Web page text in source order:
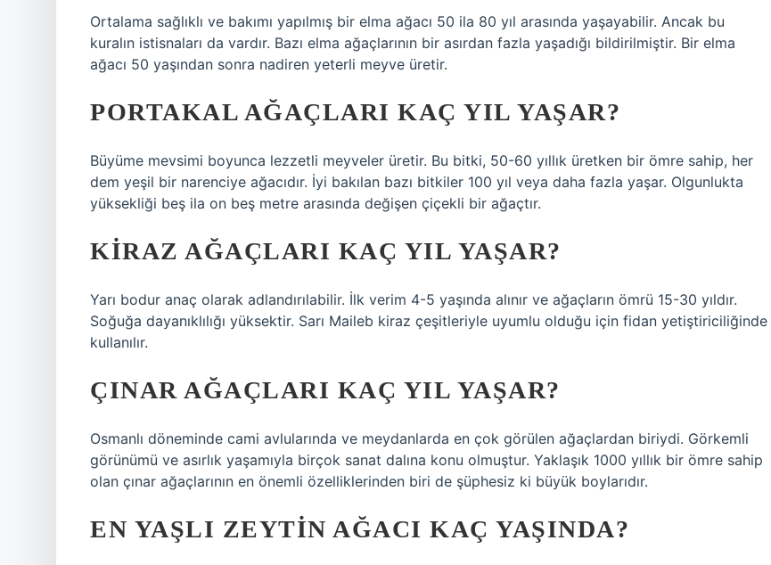
Ortalama sağlıklı ve bakımı yapılmış bir elma ağacı 50 ila 80 yıl arasında yaşayabilir. Ancak bu
kuralın istisnaları da vardır. Bazı elma ağaçlarının bir asırdan fazla yaşadığı bildirilmiştir. Bir elma
ağacı 50 yaşından sonra nadiren yeterli meyve üretir.
PORTAKAL AĞAÇLARI KAÇ YIL YAŞAR?
Büyüme mevsimi boyunca lezzetli meyveler üretir. Bu bitki, 50-60 yıllık üretken bir ömre sahip, her
dem yeşil bir narenciye ağacıdır. İyi bakılan bazı bitkiler 100 yıl veya daha fazla yaşar. Olgunlukta
yüksekliği beş ila on beş metre arasında değişen çiçekli bir ağaçtır.
KIRAZ AĞAÇLARI KAÇ YIL YAŞAR?
Yarı bodur anaç olarak adlandırılabilir. İlk verim 4-5 yaşında alınır ve ağaçların ömrü 15-30 yıldır.
Soğuğa dayanıklılığı yüksektir. Sarı Maileb kiraz çeşitleriyle uyumlu olduğu için fidan yetiştiriciliğinde
kullanılır.
ÇINAR AĞAÇLARI KAÇ YIL YAŞAR?
Osmanlı döneminde cami avlularında ve meydanlarda en çok görülen ağaçlardan biriydi. Görkemli
görünümü ve asırlık yaşamıyla birçok sanat dalına konu olmuştur. Yaklaşık 1000 yıllık bir ömre sahip
olan çınar ağaçlarının en önemli özelliklerinden biri de şüphesiz ki büyük boylarıdır.
EN YAŞLI ZEYTIN AĞACI KAÇ YAŞINDA?